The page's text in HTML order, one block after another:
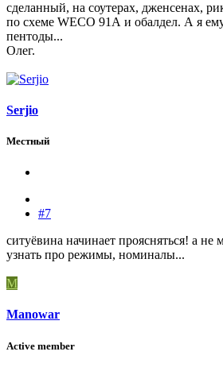
сделанный, на соутерах, дженсенах,
по схеме WEСО 91А и обалдел. А я
пентоды...
Олег.
Serjio
Местный
#7
ситуёвина начинает проясняться! а
узнать про режимы, номиналы...
M
Manowar
Active member